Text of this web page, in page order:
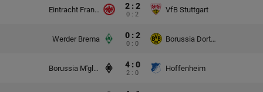
Eintracht Frankfurt 2 : 2
0 : 2
VfB Stuttgart
Werder Brema 0 : 2
0 : 0
Borussia Dortmund
Borussia M'gladbach 4 : 0
2 : 0
Hoffenheim